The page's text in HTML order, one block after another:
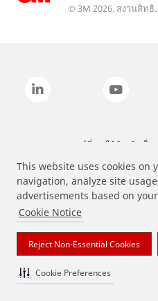
This website uses cookies on
navigation, analyze site
advertisements based on
Cookie Notice
Reject Non-Essential Cookies
Cookie Preferences
© 3M 2026. สงวนสิทธิ.
แบรนด์ที่ระบุไว้ข้างต้นเป็